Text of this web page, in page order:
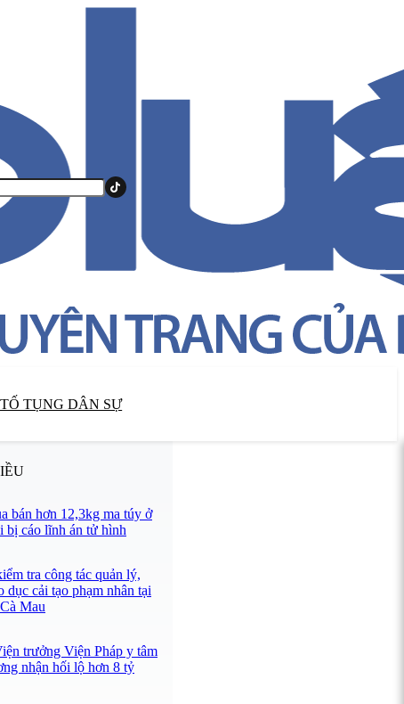
TỤNG DÂN SỰ
bán hơn 12,3kg ma túy ở
bị cáo lĩnh án tử hình
tra công tác quản lý,
dục cải tạo phạm nhân tại
Mau
trưởng Viện Pháp y tâm
nhận hối lộ hơn 8 tỷ